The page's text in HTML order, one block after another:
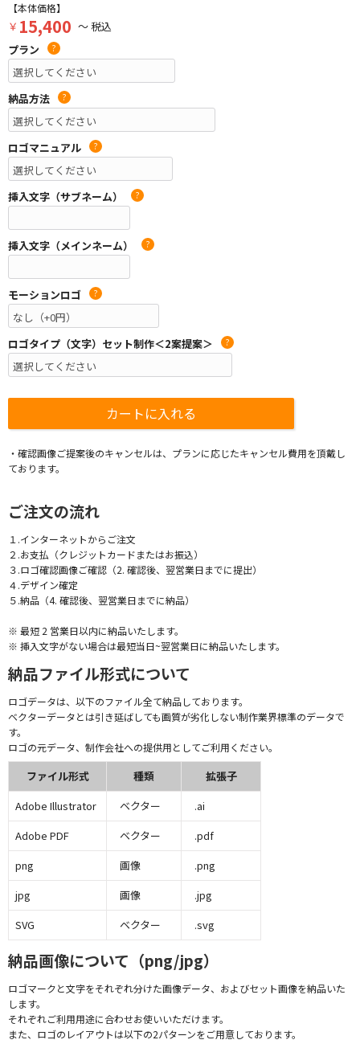
【本体価格】
￥ 15,400 ～ 税込
プラン
?
納品方法 ?
ロゴマニュアル ?
挿入文字（サブネーム） ?
挿入文字（メインネーム） ?
モーションロゴ ?
ロゴタイプ（文字）セット制作＜2案提案＞ ?
・確認画像ご提案後のキャンセルは、プランに応じたキャンセル費用を頂戴し
ております。
ご注文の流れ
１.インターネットからご注文
２.お支払（クレジットカードまたはお振込）
３.ロゴ確認画像ご確認（2. 確認後、翌営業日までに提出）
４.デザイン確定
５.納品（4. 確認後、翌営業日までに納品）
※ 最短 2 営業日以内に納品いたします。
※ 挿入文字がない場合は最短当日~翌営業日に納品いたします。
納品ファイル形式について
ロゴデータは、以下のファイル全て納品しております。
ベクターデータとは引き延ばしても画質が劣化しない制作業界標準のデータで
す。
ロゴの元データ、制作会社への提供用としてご利用ください。
ファイル形式 種類
拡張子
Adobe Illustrator
ベクター
.ai
Adobe PDF
ベクター
.pdf
png
画像
.png
jpg
画像
.jpg
SVG
ベクター .svg
納品画像について（png/jpg）
ロゴマークと文字をそれぞれ分けた画像データ、およびセット画像を納品いた
します。
それぞれご利用用途に合わせお使いいただけます。
また、ロゴのレイアウトは以下の2パターンをご用意しております。